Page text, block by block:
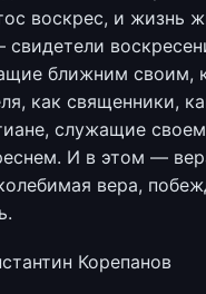
воскрес, и жизнь
ближним своим,
как священники,
служащие
И в этом —
вера,
Корепанов